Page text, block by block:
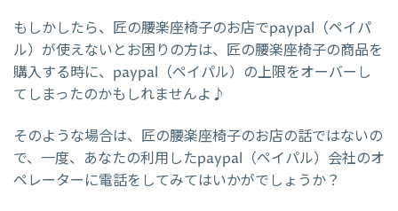
もしかしたら、匠の腰楽座椅子のお店でpaypal（ペイパ
ル）が使えないとお困りの方は、匠の腰楽座椅子の商品を
購入する時に、paypal（ペイパル）の上限をオーバーし
てしまったのかもしれませんよ♪
そのような場合は、匠の腰楽座椅子のお店の話ではないの
で、一度、あなたの利用したpaypal（ペイパル）会社のオ
ペレーターに電話をしてみてはいかがでしょうか？